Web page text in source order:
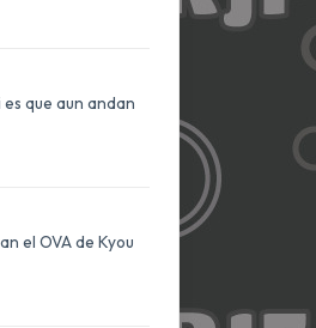
que aun andan
el OVA de Kyou